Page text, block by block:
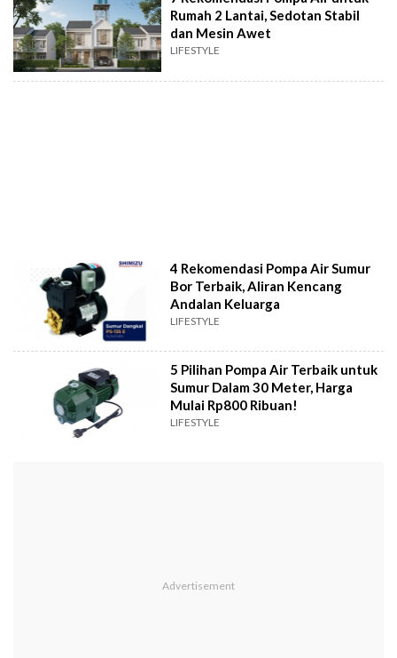
Rumah 2 Lantai, Sedotan Stabil
dan Mesin Awet
LIFESTYLE
4 Rekomendasi Pompa Air Sumur
Bor Terbaik, Aliran Kencang
Andalan Keluarga
LIFESTYLE
5 Pilihan Pompa Air Terbaik untuk
Sumur Dalam 30 Meter, Harga
Mulai Rp800 Ribuan!
LIFESTYLE